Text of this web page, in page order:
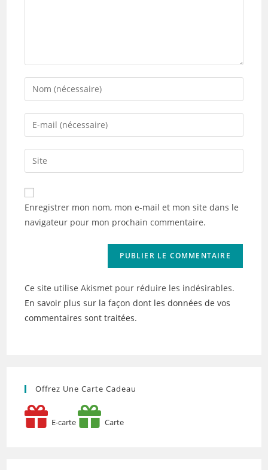
Enter
your
name
comment
Enter
your
email
address
comment
Saisir
l’URL
de
votre
(facultatif)
Enregistrer mon nom, mon e-mail et mon site dans le
navigateur pour mon prochain commentaire.
Ce site utilise Akismet pour réduire les indésirables.
En savoir plus sur la façon dont les données de vos
commentaires sont traitées.
Offrez Une Carte Cadeau
E-carte Carte